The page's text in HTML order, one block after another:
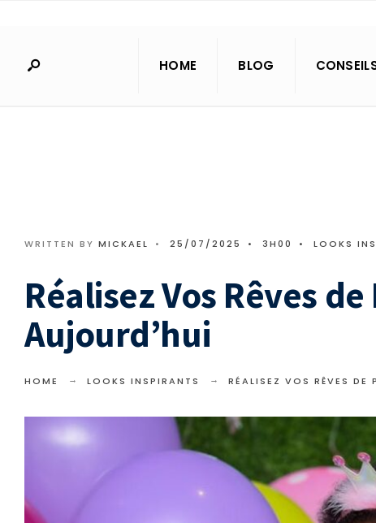
content
HOME BLOG
WRITTEN BY MICKAEL • 25/07/2025 • 3H00 • LOOKS
Réalisez Vos Rêves
Aujourd’hui
HOME LOOKS INSPIRANTS RÉALISEZ VOS RÊVES DE